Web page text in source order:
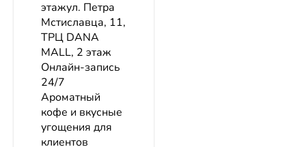
этажул. Петра
Мстиславца, 11,
ТРЦ DANA
MALL, 2 этаж
Онлайн-запись
24/7
Ароматный
кофе и вкусные
угощения для
клиентов